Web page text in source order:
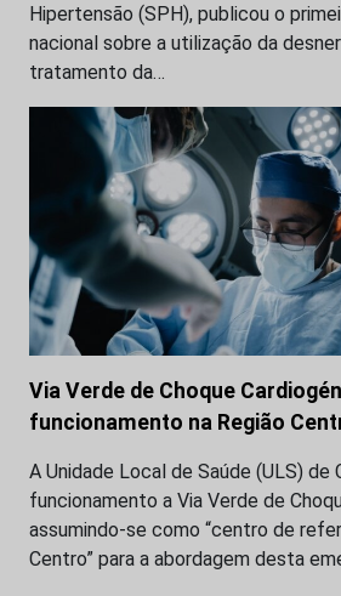
Hipertensão (SPH), publicou o
nacional sobre a utilização da
tratamento da…
Via Verde de Choque
funcionamento na Região
A Unidade Local de Saúde (ULS) de
funcionamento a Via Verde de
assumindo-se como “centro de
Centro” para a abordagem desta